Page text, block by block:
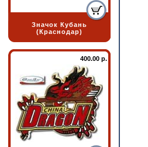
Значок Кубань
(Краснодар)
400.00 р.